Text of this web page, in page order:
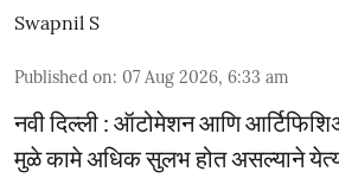
Swapnil S
Published on: 07 Aug 2026, 6:33 am
नवी दिल्ली : ऑटोमेशन आणि
मुळे कामे अधिक सुलभ होत असल्याने येत्या